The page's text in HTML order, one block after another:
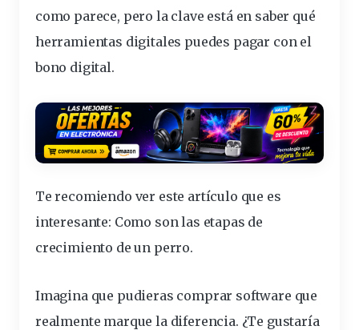
como parece, pero la clave está en saber qué
herramientas digitales puedes pagar con el
bono digital.
Te recomiendo ver este artículo que es
interesante: Como son las etapas de
crecimiento de un perro.
Imagina que pudieras comprar software que
realmente marque la diferencia. ¿Te gustaría